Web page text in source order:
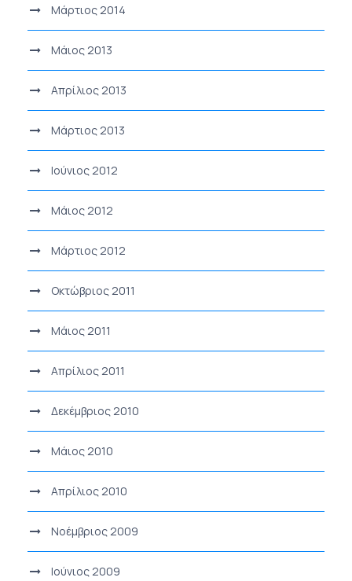
Μάρτιος 2014
Μάιος 2013
Απρίλιος 2013
Μάρτιος 2013
Ιούνιος 2012
Μάιος 2012
Μάρτιος 2012
Οκτώβριος 2011
Μάιος 2011
Απρίλιος 2011
Δεκέμβριος 2010
Μάιος 2010
Απρίλιος 2010
Νοέμβριος 2009
Ιούνιος 2009